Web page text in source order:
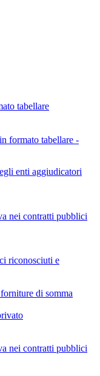
tabellare
formato tabellare -
enti aggiudicatori
nei contratti pubblici
riconosciuti e
di somma
nei contratti pubblici